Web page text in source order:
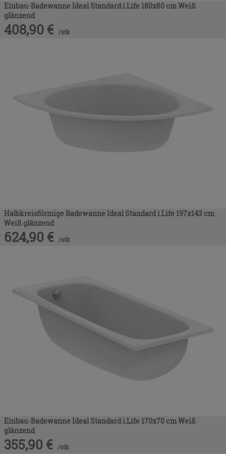
Einbau-Badewanne Ideal Standard i.Life 180x80 cm Weiß
glänzend
408,90 € /stk
Halbkreisförmige Badewanne Ideal Standard i.Life 197x143 cm
Weiß glänzend
624,90 € /stk
Einbau-Badewanne Ideal Standard i.Life 170x70 cm Weiß
glänzend
355,90 € /stk